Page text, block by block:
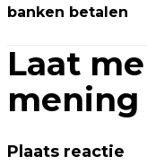
banken betalen
Laat
Plaats reactie